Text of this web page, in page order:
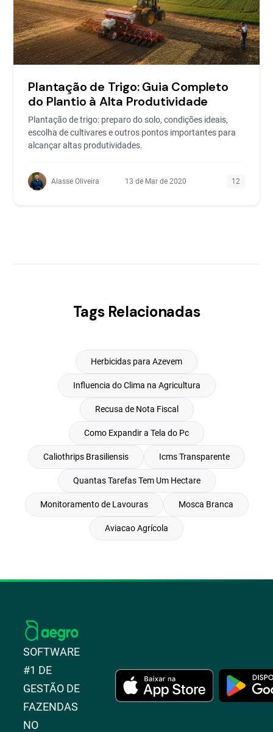
Plantação de Trigo: Guia Completo
do Plantio à Alta Produtividade
Plantação de trigo: preparo do solo, condições ideais,
escolha de cultivares e outros pontos importantes para
alcançar altas produtividades.
Alasse Oliveira 13 de Mar de 2020 12
Tags Relacionadas
Herbicidas para Azevem
Influencia do Clima na Agricultura
Recusa de Nota Fiscal
Como Expandir a Tela do Pc
Caliothrips Brasiliensis Icms Transparente
Quantas Tarefas Tem Um Hectare
Monitoramento de Lavouras Mosca Branca
Aviacao Agrícola
SOFTWARE
#1 DE
GESTÃO DE
FAZENDAS
NO